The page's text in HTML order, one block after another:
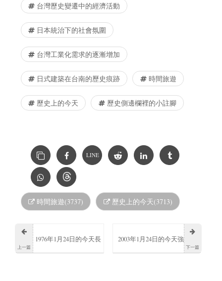
台灣歷史變遷中的經濟活動
日本統治下的社會氛圍
台灣工業化需求的逐漸增加
日式建築在台南的歷史痕跡 時間旅遊
歷史上的今天 歷史側邊欄裡的小註腳
LINE
時間旅遊(3737) 歷史上的今天(3713)
上一篇
1976年1月24日的今天長
下一篇
2003年1月24日的今天強